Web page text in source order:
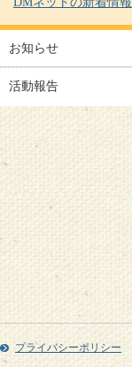
お知らせ
活動報告
プライバシーポリシー